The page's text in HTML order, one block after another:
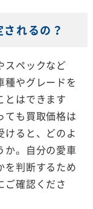
れるの？
スペックなど
種やグレードを
とはできます
ても買取価格は
けると、どのよ
か。自分の愛車
を判断するため
ご確認くださ